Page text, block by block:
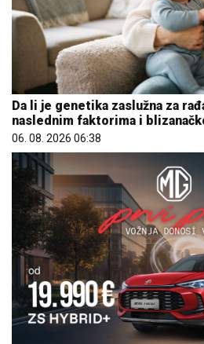
Da li je genetika zaslužna za
naslednim faktorima i
06. 08. 2026 06:38